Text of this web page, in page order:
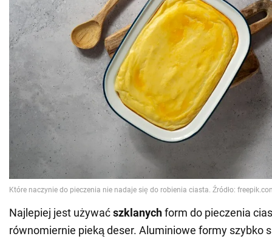
Najlepiej jest używaćszklanychform do pieczenia
równomiernie pieką deser. Aluminiowe formy szybko